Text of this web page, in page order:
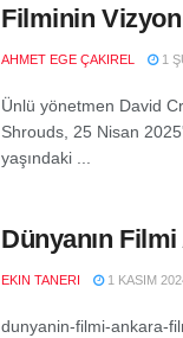
Filminin Vizyon
AHMET EGE ÇAKIREL 1
Ünlü yönetmen David
Shrouds, 25 Nisan
yaşındaki ...
Dünyanın
EKIN TANERI 1 KASIM
dunyanin-filmi-ankara-